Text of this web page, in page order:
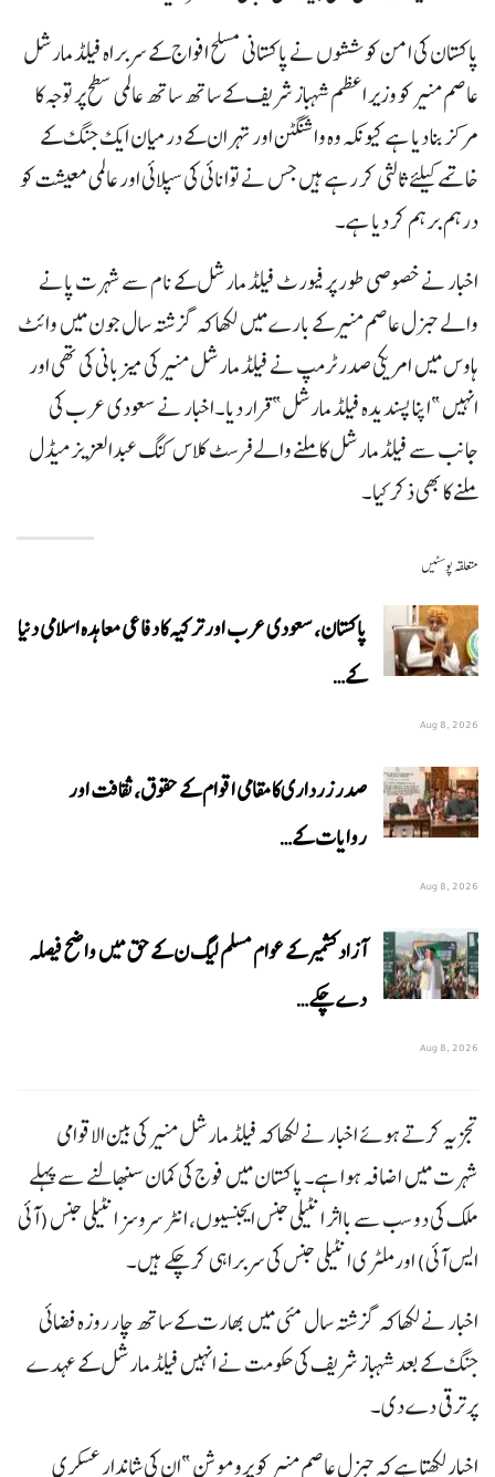
پاکستان کی امن کوششوں نے پاکستانی مسلح افواج کے سربراہ فیلڈ مارشل
عاصم منیر کو وزیر اعظم شہباز شریف کے ساتھ ساتھ عالمی سطح پر توجہ کا
مرکز بنا دیا ہے کیونکہ وہ واشنگٹن اور تہران کے درمیان ایک جنگ کے
خاتمے کیلئے ثالثی کر رہے ہیں جس نے توانائی کی سپلائی اور عالمی معیشت کو
درہم برہم کر دیا ہے۔
اخبار نے خصوصی طور پر فیورٹ فیلڈ مارشل کے نام سے شہرت پانے
والے جنرل عاصم منیر کے بارے میں لکھا کہ گزشتہ سال جون میں وائٹ
ہاوس میں امریکی صدر ٹرمپ نے فیلڈ مارشل منیر کی میزبانی کی تھی اور
انہیں ”اپنا پسندیدہ فیلڈ مارشل”قرار دیا۔اخبار نے سعودی عرب کی
جانب سے فیلڈ مارشل کا ملنے والے فرسٹ کلاس کنگ عبدالعزیز میڈل
ملنے کا بھی ذکر کیا۔
متعلقہ پوسٹیں
پاکستان، سعودی عرب اور ترکیہ کا دفاعی معاہدہ اسلامی دنیا
کے…
Aug 8, 2026
صدر زرداری کا مقامی اقوام کے حقوق، ثقافت اور
روایات کے…
Aug 8, 2026
آزاد کشمیر کے عوام مسلم لیگ ن کے حق میں واضح فیصلہ
دے چکے…
Aug 8, 2026
تجزیہ کرتے ہوئے اخبار نے لکھا کہ فیلڈ مارشل منیر کی بین الاقوامی
شہرت میں اضافہ ہوا ہے۔ پاکستان میں فوج کی کمان سنبھالنے سے پہلے
ملک کی دو سب سے بااثر انٹیلی جنس ایجنسیوں، انٹر سروسز انٹیلی جنس (آئی
ایس آئی) اور ملٹری انٹیلی جنس کی سربراہی کرچکے ہیں۔
اخبار نے لکھا کہ گزشتہ سال مئی میں بھارت کے ساتھ چار روزہ فضائی
جنگ کے بعد شہباز شریف کی حکومت نے انہیں فیلڈ مارشل کے عہدے
پر ترقی دے دی۔
اخبار لکھتا ہے کہ جنرل عاصم منیر کو پروموشن ”ان کی شاندار عسکری